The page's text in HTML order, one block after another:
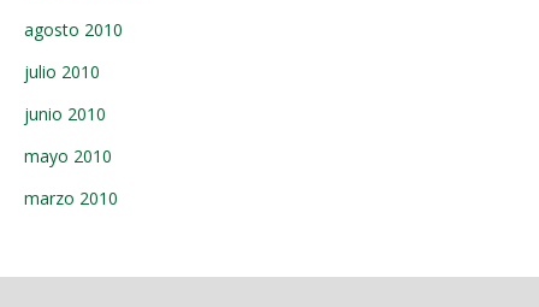
agosto 2010
julio 2010
junio 2010
mayo 2010
marzo 2010